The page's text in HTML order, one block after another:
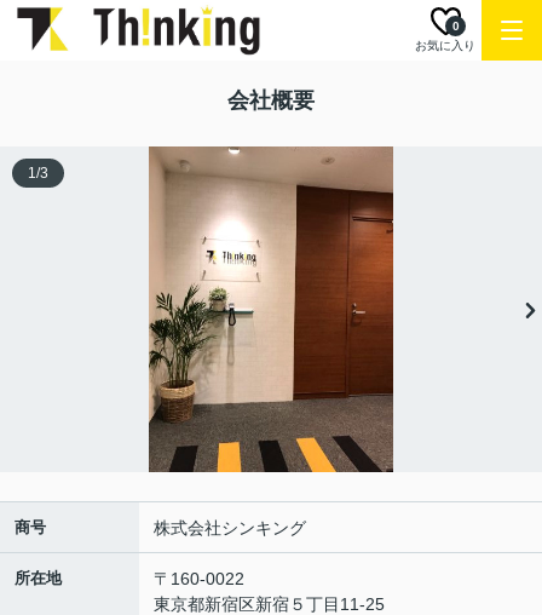
お気に入り
0
会社概要
1/3
商号 株式会社シンキング
所在地
〒160-0022
東京都新宿区新宿５丁目11-25